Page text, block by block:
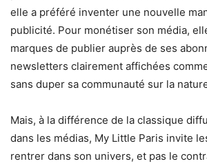
elle a préféré inventer une nouvelle
publicité. Pour monétiser son média,
marques de publier auprès de ses
newsletters clairement affichées
sans duper sa communauté sur la
Mais, à la différence de la classique
dans les médias, My Little Paris invite
rentrer dans son univers, et pas le